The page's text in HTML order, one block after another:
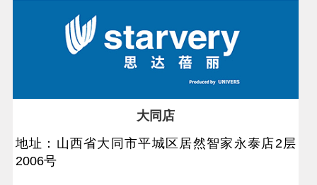
大同店
地址：山西省大同市平城区居然智家永泰店2层
2006号​